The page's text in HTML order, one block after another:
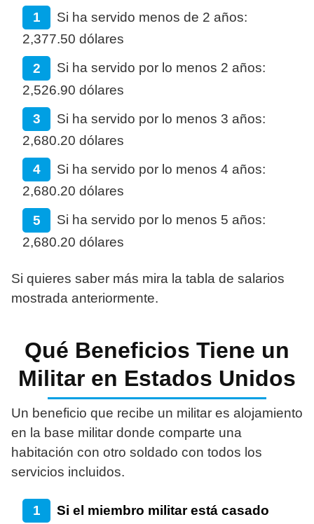
Si ha servido menos de 2 años:
2,377.50 dólares
Si ha servido por lo menos 2 años:
2,526.90 dólares
Si ha servido por lo menos 3 años:
2,680.20 dólares
Si ha servido por lo menos 4 años:
2,680.20 dólares
Si ha servido por lo menos 5 años:
2,680.20 dólares
Si quieres saber más mira la tabla de salarios
mostrada anteriormente.
Qué Beneficios Tiene un
Militar en Estados Unidos
Un beneficio que recibe un militar es alojamiento
en la base militar donde comparte una
habitación con otro soldado con todos los
servicios incluidos.
Si el miembro militar está casado